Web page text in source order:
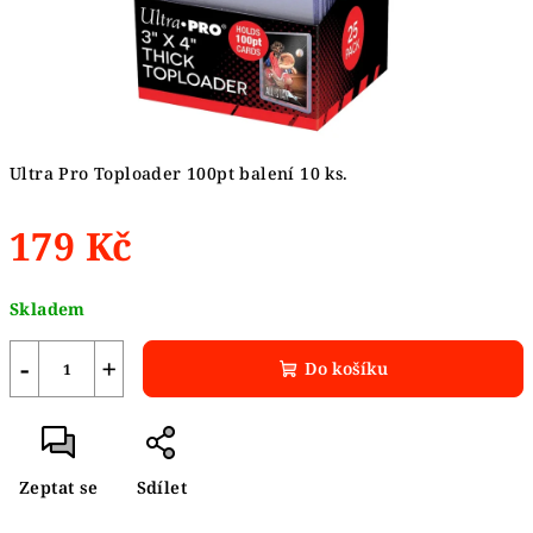
Ultra Pro Toploader 100pt balení 10 ks.
179 Kč
cena:
Skladem
+
− Do košíku
Zeptat se Sdílet